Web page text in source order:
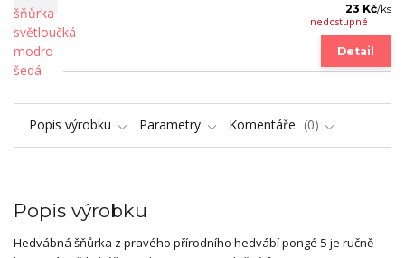
23 Kč/ks
nedostupné
Detail
Popis výrobku Parametry Komentáře 0
Popis výrobku
Hedvábná šňůrka z pravého přírodního hedvábí pongé 5 je ručně